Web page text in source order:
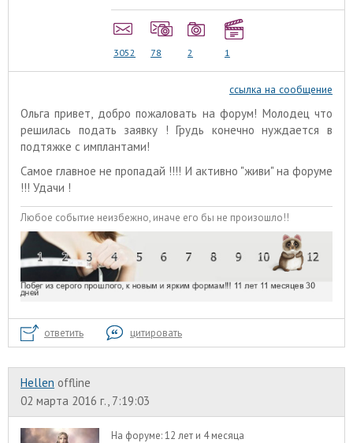
3052 78 2 1
ссылка на сообщение
Ольга привет, добро пожаловать на форум! Молодец что
решилась подать заявку ! Грудь конечно нуждается в
подтяжке с имплантами!
Самое главное не пропадай !!!! И активно "живи" на форуме
!!! Удачи !
Любое событие неизбежно, иначе его бы не произошло!!
ответить цитировать
Hellen offline
02 марта 2016 г., 7:19:03
На форуме:12 лет и 4 месяца